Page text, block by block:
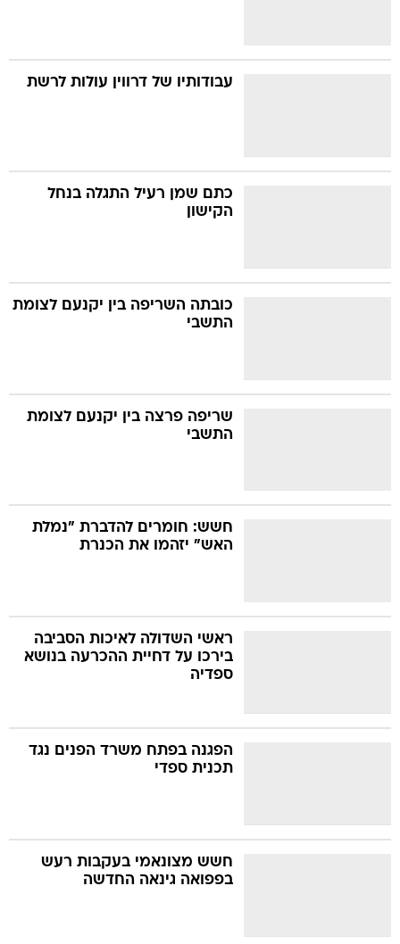
עבודותיו של דרווין עולות לרשת
כתם שמן רעיל התגלה בנחל
הקישון
כובתה השריפה בין יקנעם לצומת
התשבי
שריפה פרצה בין יקנעם לצומת
התשבי
חשש: חומרים להדברת "נמלת
האש" יזהמו את הכנרת
ראשי השדולה לאיכות הסביבה
בירכו על דחיית ההכרעה בנושא
ספדיה
הפגנה בפתח משרד הפנים נגד
תכנית ספדי
חשש מצונאמי בעקבות רעש
בפפואה גינאה החדשה